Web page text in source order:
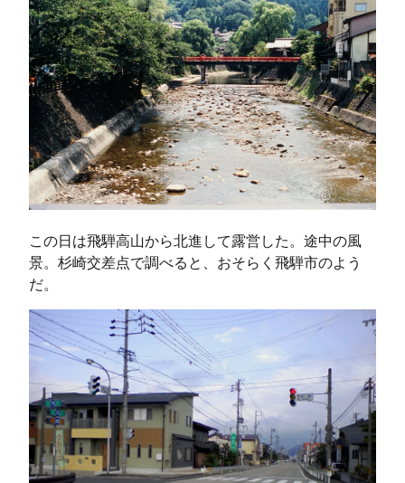
この日は飛騨高山から北進して露営した。途中の風
景。杉崎交差点で調べると、おそらく飛騨市のよう
だ。